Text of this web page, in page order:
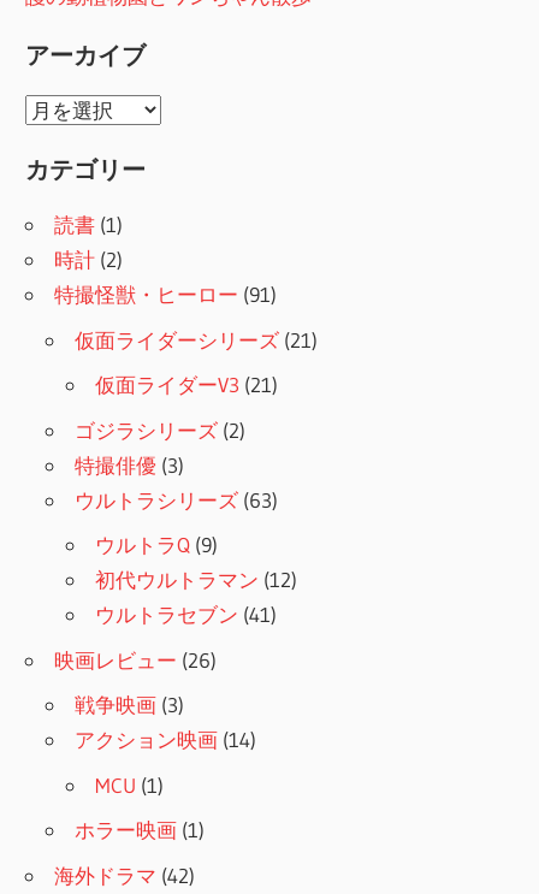
アーカイブ
ア
カ
カテゴリー
読書 (1)
時計 (2)
特撮怪獣・ヒーロー (91)
仮面ライダーシリーズ (21)
仮面ライダーV3 (21)
ゴジラシリーズ (2)
特撮俳優 (3)
ウルトラシリーズ (63)
ウルトラQ (9)
初代ウルトラマン (12)
ウルトラセブン (41)
映画レビュー (26)
戦争映画 (3)
アクション映画 (14)
MCU (1)
ホラー映画 (1)
海外ドラマ (42)